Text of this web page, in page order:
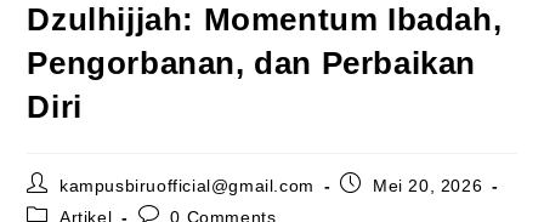
Dzulhijjah: Momentum Ibadah,
Pengorbanan, dan Perbaikan
Diri
Post
author:
kampusbiruofficial@gmail.com
PostMei 20, 2026
PostArtikel
Post0 Comments